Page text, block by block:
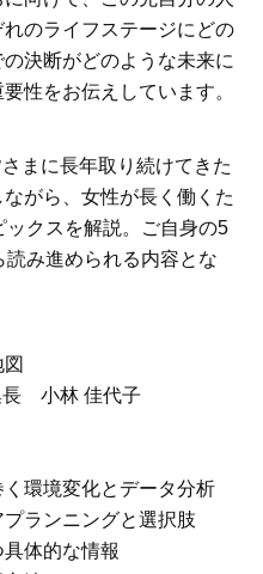
のライフステージにどの
決断がどのような未来に
性をお伝えしています。
まに長年取り続けてきた
がら、女性が長く働くた
クスを解説。ご自身の5
み進められる内容とな
長 小林 佳代子
環境変化とデータ分析
ランニングと選択肢
体的な情報